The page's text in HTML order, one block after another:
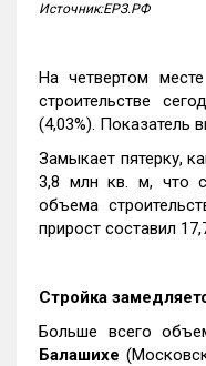
Источник:ЕРЗ.РФ
На четвертом
строительстве
(4,03%). Показатель
Замыкает пятерку,
3,8 млн кв. м, что
объема
прирост составил
Стройка
Больше всего
Балашихе